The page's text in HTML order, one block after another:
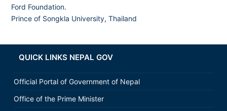
Ford Foundation.
Prince of Songkla University, Thailand
QUICK LINKS NEPAL GOV
Official Portal of Government of Nepal
Office of the Prime Minister